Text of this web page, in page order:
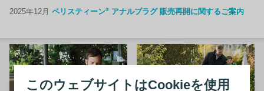
このウェブサイトはCookieを使用
2025年12月 ペリスティーン® アナルプラグ 販売再開に関するご案内